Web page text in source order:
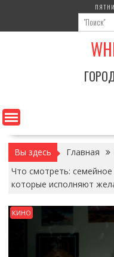
содержимому
Вы здесь Главная
Что смотреть:
которые исполняют
КИНО